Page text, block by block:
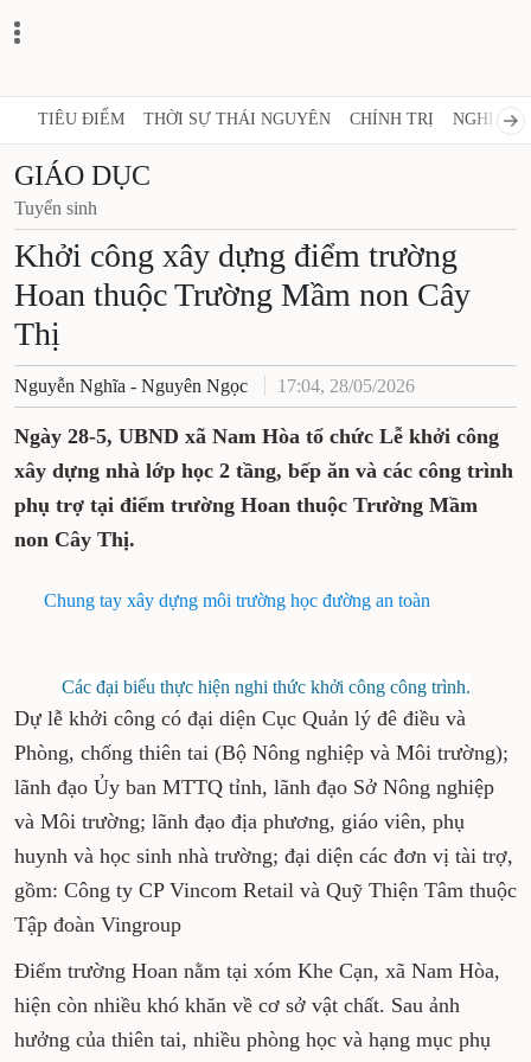
TIÊU ĐIỂM THỜI SỰ THÁI NGUYÊN CHÍNH TRỊ NGHỊ
GIÁO DỤC
Tuyển sinh
Khởi công xây dựng điểm trường
Hoan thuộc Trường Mầm non Cây
Thị
Nguyễn Nghĩa - Nguyên Ngọc 17:04, 28/05/2026
Ngày 28-5, UBND xã Nam Hòa tổ chức Lễ khởi công
xây dựng nhà lớp học 2 tầng, bếp ăn và các công trình
phụ trợ tại điểm trường Hoan thuộc Trường Mầm
non Cây Thị.
Chung tay xây dựng môi trường học đường an toàn
Các đại biểu thực hiện nghi thức khởi công công trình.
Dự lễ khởi công có đại diện Cục Quản lý đê điều và
Phòng, chống thiên tai (Bộ Nông nghiệp và Môi trường);
lãnh đạo Ủy ban MTTQ tỉnh, lãnh đạo Sở Nông nghiệp
và Môi trường; lãnh đạo địa phương, giáo viên, phụ
huynh và học sinh nhà trường; đại diện các đơn vị tài trợ,
gồm: Công ty CP Vincom Retail và Quỹ Thiện Tâm thuộc
Tập đoàn Vingroup
Điểm trường Hoan nằm tại xóm Khe Cạn, xã Nam Hòa,
hiện còn nhiều khó khăn về cơ sở vật chất. Sau ảnh
hưởng của thiên tai, nhiều phòng học và hạng mục phụ